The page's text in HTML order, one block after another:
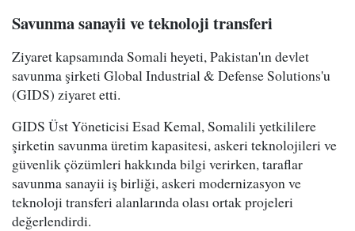
Savunma sanayii ve teknoloji transferi
Ziyaret kapsamında Somali heyeti, Pakistan'ın devlet
savunma şirketi Global Industrial & Defense Solutions'u
(GIDS) ziyaret etti.
GIDS Üst Yöneticisi Esad Kemal, Somalili yetkililere
şirketin savunma üretim kapasitesi, askeri teknolojileri ve
güvenlik çözümleri hakkında bilgi verirken, taraflar
savunma sanayii iş birliği, askeri modernizasyon ve
teknoloji transferi alanlarında olası ortak projeleri
değerlendirdi.